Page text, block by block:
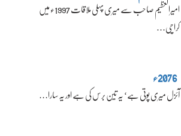
امیرالعظیم صاحب سے میری پہلی ملاقات 1997ء میں
کراچی…
2076ء
آئزل میری پوتی ہے‘ یہ تین برس کی ہے اور یہ سارا…